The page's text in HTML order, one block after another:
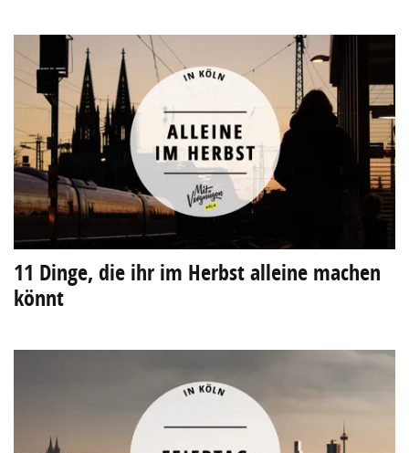
11 Dinge, die ihr im Herbst alleine machen
könnt